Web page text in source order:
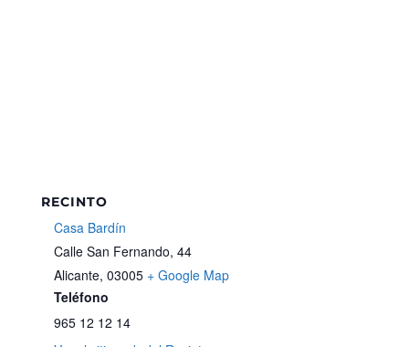
RECINTO
Casa Bardín
Calle San Fernando, 44
Alicante, 03005 + Google Map
Teléfono
965 12 12 14